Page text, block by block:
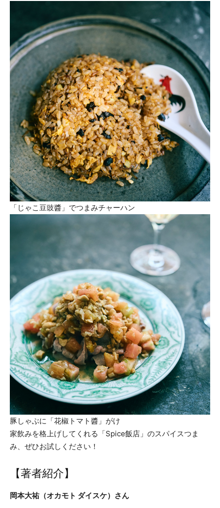
「じゃこ豆豉醬」でつまみチャーハン
豚しゃぶに「花椒トマト醬」がけ
家飲みを格上げしてくれる「Spice飯店」のスパイスつま
み、ぜひお試しください！
【著者紹介】
岡本大祐（オカモト ダイスケ）さん